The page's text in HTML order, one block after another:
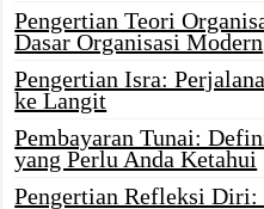
Pengertian Teori
Dasar Organisasi Modern
Pengertian Isra:
ke Langit
Pembayaran Tunai:
yang Perlu Anda Ketahui
Pengertian Refleksi